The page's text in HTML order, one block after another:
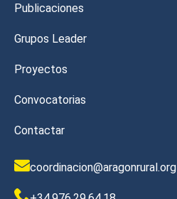
Publicaciones
Grupos Leader
Proyectos
Convocatorias
Contactar
coordinacion@aragonrural.org